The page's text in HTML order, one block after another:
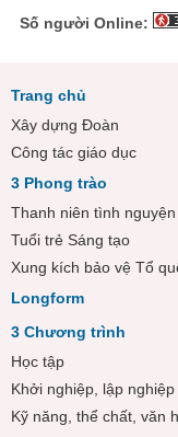
Số người Online:
Trang chủ
Xây dựng Đoàn
Công tác giáo dục
3 Phong trào
Thanh niên tình nguyện
Tuổi trẻ Sáng tạo
Xung kích bảo vệ Tổ
Longform
3 Chương trình
Học tập
Khởi nghiệp, lập nghiệp
Kỹ năng, thể chất, văn